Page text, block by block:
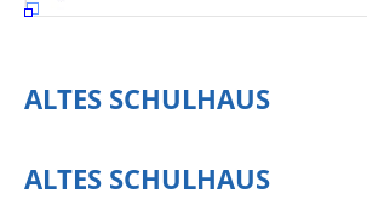
ALTES SCHULHAUS
ALTES SCHULHAUS